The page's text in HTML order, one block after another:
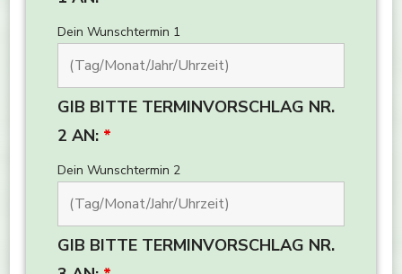
Dein Wunschtermin 1
GIB BITTE TERMINVORSCHLAG NR.
2 AN: *
Dein Wunschtermin 2
GIB BITTE TERMINVORSCHLAG NR.